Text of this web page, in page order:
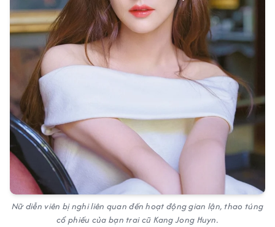
Nữ diễn viên bị nghi liên quan đến hoạt động gian lận, thao túng
cổ phiếu của bạn trai cũ Kang Jong Huyn.